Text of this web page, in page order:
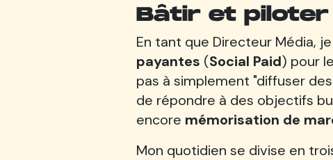
Bâtir et
En tant que Directeur Média,
payantes (Social Paid) pour
pas à simplement "diffuser
de répondre à des objectifs
encore mémorisation de
Mon quotidien se divise en